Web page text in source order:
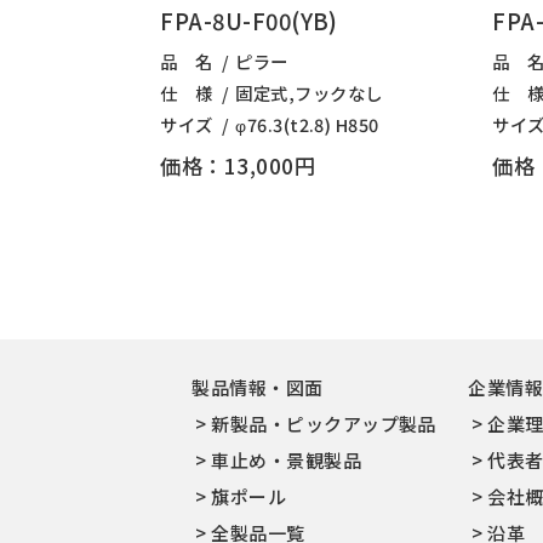
FPA-8U-F00(YB)
品 名
ピラー
仕 様
固定式,フックなし
サイズ
φ76.3(t2.8) H850
価格：13,000円
品
仕
サイ
価格
製品情報・図面
新製品・ピックアップ製品
車止め・景観製品
旗ポール
全製品一覧
企業情報
企業
代表
会社
沿革